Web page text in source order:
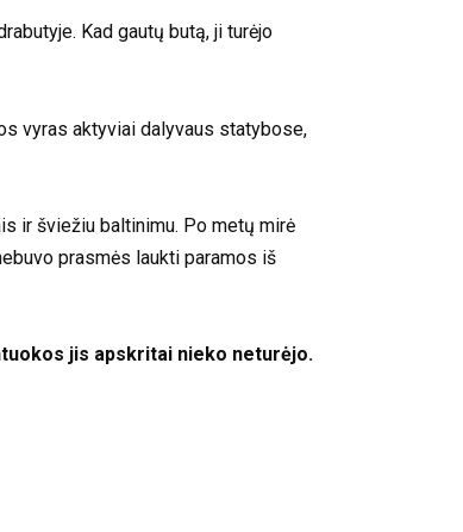
Kad gautų butą, ji turėjo
vyras aktyviai dalyvaus statybose,
ir šviežiu baltinimu. Po metų mirė
prasmės laukti paramos iš
jis apskritai nieko neturėjo.